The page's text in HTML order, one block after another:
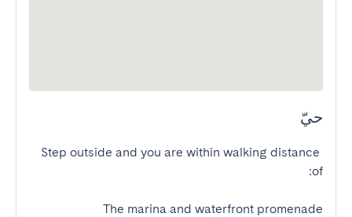
حيّ
Step outside and you are within walking distance